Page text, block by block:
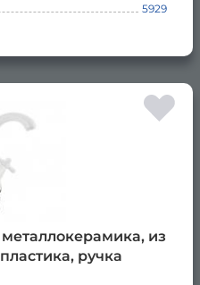
5929
из
ручка